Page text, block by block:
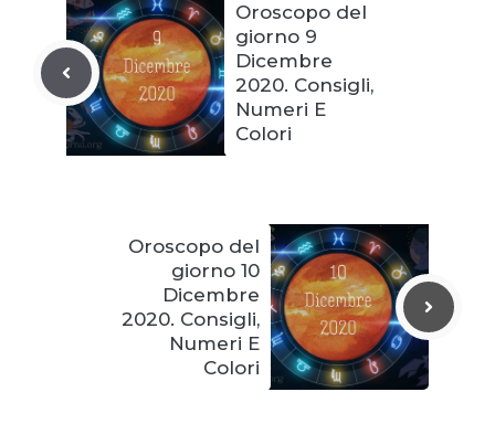
Oroscopo del
giorno 9
Dicembre
2020. Consigli,
Numeri E
Colori
Oroscopo del
giorno 10
Dicembre
2020. Consigli,
Numeri E
Colori